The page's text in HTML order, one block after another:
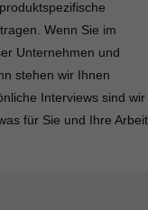
Wenn Sie im
Unternehmen und
stehen wir Ihnen
Interviews sind wir
für Sie und Ihre Arbeit